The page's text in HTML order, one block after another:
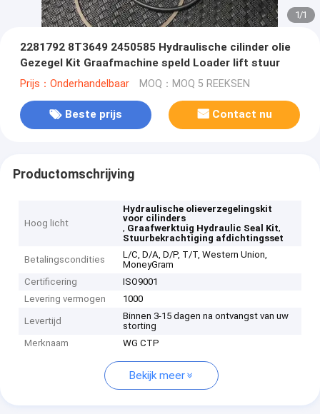
1/1
2281792 8T3649 2450585 Hydraulische cilinder olie
Gezegel Kit Graafmachine speld Loader lift stuur
Prijs：Onderhandelbaar MOQ：MOQ 5 REEKSEN
Beste prijs Contact nu
Productomschrijving
Hoog licht
Hydraulische olieverzegelingskit
voor cilinders
, Graafwerktuig Hydraulic Seal Kit,
Stuurbekrachtiging afdichtingsset
Betalingscondities
L/C, D/A, D/P, T/T, Western Union,
MoneyGram
Certificering
ISO9001
Levering vermogen
1000
Levertijd
Binnen 3-15 dagen na ontvangst van uw
storting
Merknaam
WG CTP
Bekijk meer